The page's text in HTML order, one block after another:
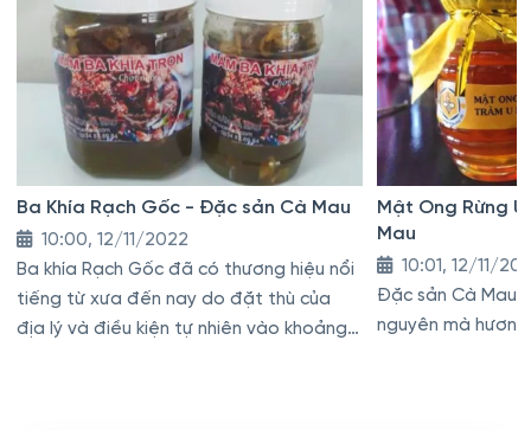
Ba Khía Rạch Gốc - Đặc sản Cà Mau
10:00, 12/11/2022
Ba khía Rạch Gốc đã có thương hiệu nổi
tiếng từ xưa đến nay do đặt thù của
địa lý và điều kiện tự nhiên vào khoảng
Mật Ong Rừng
Mau
10:01, 12/11/
Đặc sản Cà Mau
nguyên mà